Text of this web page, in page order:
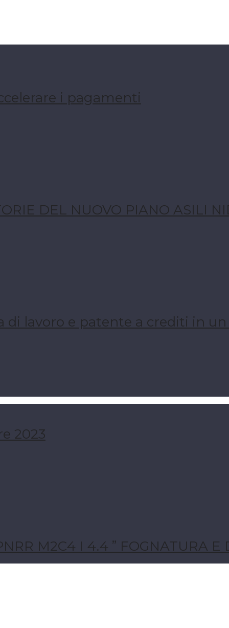
i pagamenti
DEL NUOVO PIANO ASILI
di lavoro e patente a crediti in
2023
M2C4 I 4.4 ” FOGNATURA E